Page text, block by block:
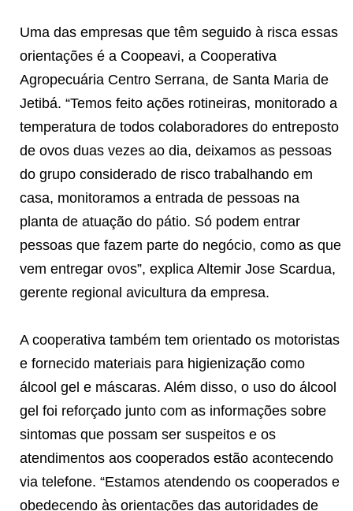
Uma das empresas que têm seguido à risca essas
orientações é a Coopeavi, a Cooperativa
Agropecuária Centro Serrana, de Santa Maria de
Jetibá. “Temos feito ações rotineiras, monitorado a
temperatura de todos colaboradores do entreposto
de ovos duas vezes ao dia, deixamos as pessoas
do grupo considerado de risco trabalhando em
casa, monitoramos a entrada de pessoas na
planta de atuação do pátio. Só podem entrar
pessoas que fazem parte do negócio, como as que
vem entregar ovos”, explica Altemir Jose Scardua,
gerente regional avicultura da empresa.
A cooperativa também tem orientado os motoristas
e fornecido materiais para higienização como
álcool gel e máscaras. Além disso, o uso do álcool
gel foi reforçado junto com as informações sobre
sintomas que possam ser suspeitos e os
atendimentos aos cooperados estão acontecendo
via telefone. “Estamos atendendo os cooperados e
obedecendo às orientações das autoridades de